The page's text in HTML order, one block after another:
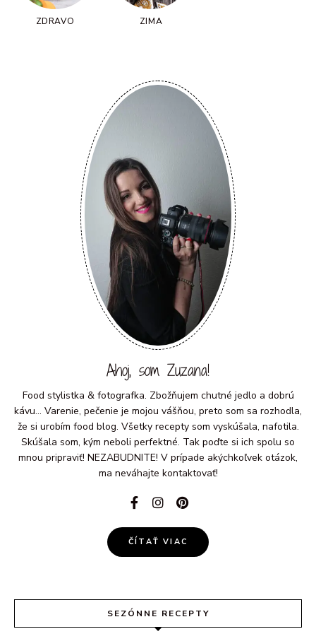
ZDRAVO ZIMA
Ahoj, som Zuzana!
Food stylistka & fotografka. Zbožňujem chutné jedlo a dobrú
kávu... Varenie, pečenie je mojou vášňou, preto som sa rozhodla,
že si urobím food blog. Všetky recepty som vyskúšala, nafotila.
Skúšala som, kým neboli perfektné. Tak poďte si ich spolu so
mnou pripraviť! NEZABUDNITE! V prípade akýchkoľvek otázok,
ma neváhajte kontaktovať!
ČÍTAŤ VIAC
SEZÓNNE RECEPTY